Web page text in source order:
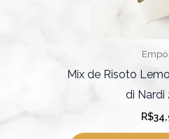
Mix de Risoto
di Nardi
R$